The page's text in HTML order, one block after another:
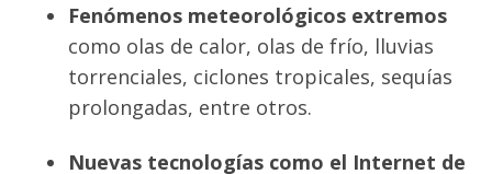
Fenómenos meteorológicos extremos
como olas de calor, olas de frío, lluvias
torrenciales, ciclones tropicales, sequías
prolongadas, entre otros.
Nuevas tecnologías como el Internet de